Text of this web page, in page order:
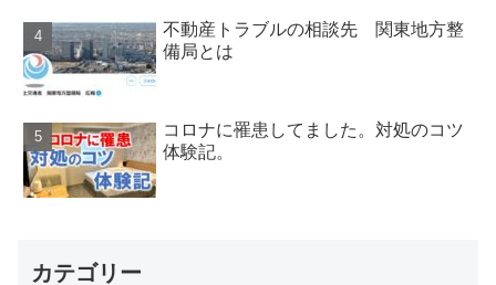
不動産トラブルの相談先 関東地方整
備局とは
コロナに罹患してました。対処のコツ
体験記。
カテゴリー